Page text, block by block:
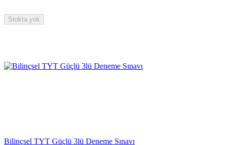
Stokta yok
Bilinçsel TYT Güçlü 3lü Deneme Sınavı